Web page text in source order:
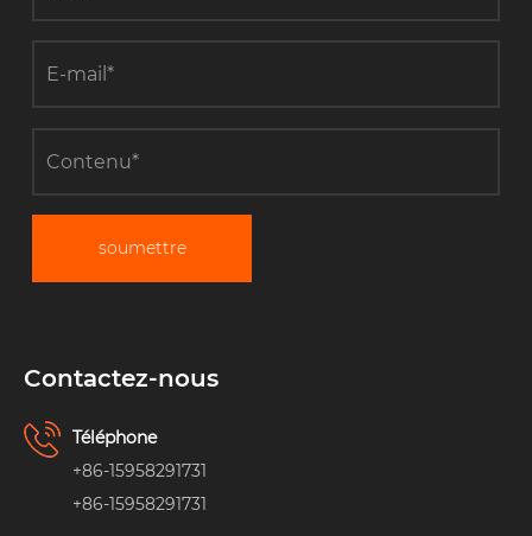
soumettre
Contactez-nous
Téléphone
+86-15958291731
+86-15958291731